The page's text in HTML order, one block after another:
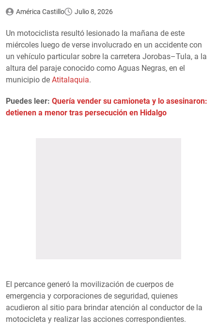
América Castillo Julio 8, 2026
Un motociclista resultó lesionado la mañana de este
miércoles luego de verse involucrado en un accidente con
un vehículo particular sobre la carretera Jorobas–Tula, a la
altura del paraje conocido como Aguas Negras, en el
municipio de Atitalaquia.
Puedes leer: Quería vender su camioneta y lo asesinaron:
detienen a menor tras persecución en Hidalgo
El percance generó la movilización de cuerpos de
emergencia y corporaciones de seguridad, quienes
acudieron al sitio para brindar atención al conductor de la
motocicleta y realizar las acciones correspondientes.